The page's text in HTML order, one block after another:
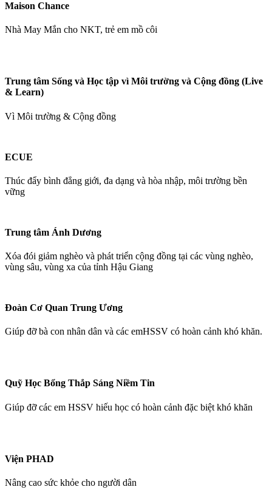
Maison Chance
Nhà May Mắn cho NKT, trẻ em mồ côi
Trung tâm Sống và Học tập vì Môi trường và Cộng đồng (Live
& Learn)
Vì Môi trường & Cộng đồng
ECUE
Thúc đẩy bình đẳng giới, đa dạng và hòa nhập, môi trường bền
vững
Trung tâm Ánh Dương
Xóa đói giảm nghèo và phát triển cộng đồng tại các vùng nghèo,
vùng sâu, vùng xa của tỉnh Hậu Giang
Đoàn Cơ Quan Trung Ương
Giúp đỡ bà con nhân dân và các emHSSV có hoàn cảnh khó khăn.
Quỹ Học Bổng Thắp Sáng Niềm Tin
Giúp đỡ các em HSSV hiếu học có hoàn cảnh đặc biệt khó khăn
Viện PHAD
Nâng cao sức khỏe cho người dân